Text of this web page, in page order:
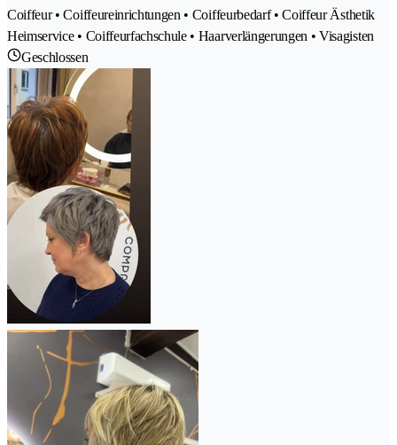
Coiffeur • Coiffeureinrichtungen • Coiffeurbedarf • Coiffeur Ästhetik
Heimservice • Coiffeurfachschule • Haarverlängerungen • Visagisten
Geschlossen